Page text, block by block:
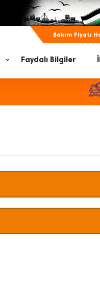
Bakım Fiyatı
Faydalı Bilgiler